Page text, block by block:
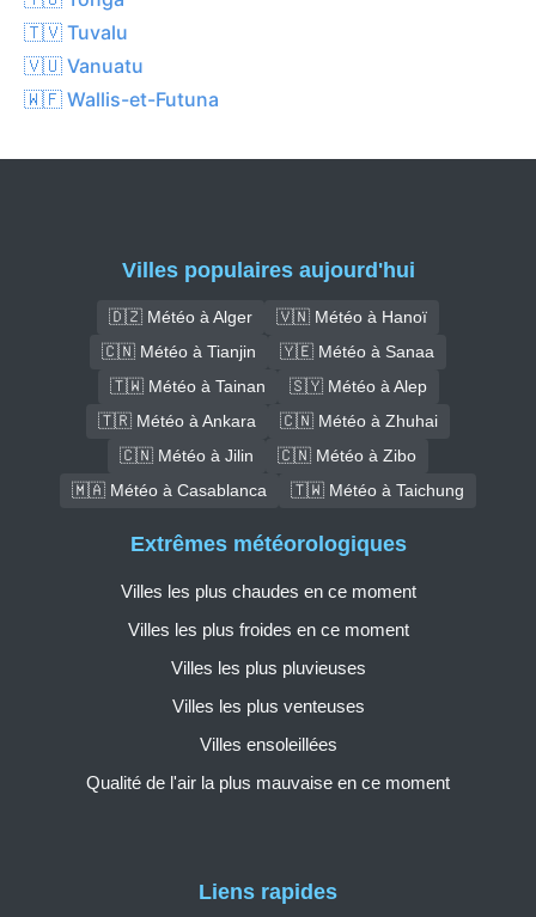
🇹🇻 Tuvalu
🇻🇺 Vanuatu
🇼🇫 Wallis-et-Futuna
Villes populaires aujourd'hui
🇩🇿 Météo à Alger
🇻🇳 Météo à Hanoï
🇨🇳 Météo à Tianjin
🇾🇪 Météo à Sanaa
🇹🇼 Météo à Tainan
🇸🇾 Météo à Alep
🇹🇷 Météo à Ankara
🇨🇳 Météo à Zhuhai
🇨🇳 Météo à Jilin
🇨🇳 Météo à Zibo
🇲🇦 Météo à Casablanca
🇹🇼 Météo à Taichung
Liens rapides
Extrêmes météorologiques
Villes les plus chaudes en ce moment
Villes les plus froides en ce moment
Villes les plus pluvieuses
Villes les plus venteuses
Villes ensoleillées
Qualité de l'air la plus mauvaise en ce moment